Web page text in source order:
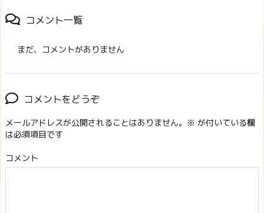
コメント一覧
まだ、コメントがありません
コメントをどうぞ
メールアドレスが公開されることはありません。 ※ が付いている欄
は必須項目です
コメント